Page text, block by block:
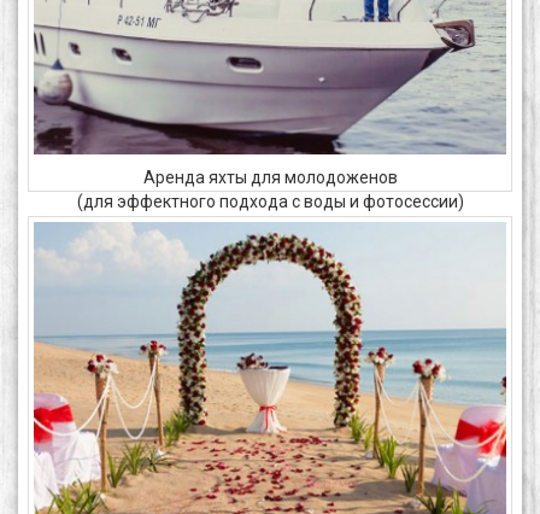
Аренда яхты для молодоженов
(для эффектного подхода с воды и фотосессии)